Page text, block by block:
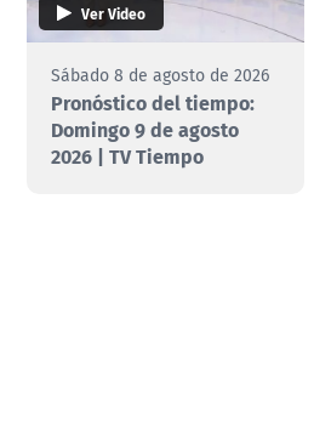
Ver Video
Sábado 8 de agosto de 2026
Pronóstico del tiempo:
Domingo 9 de agosto
2026 | TV Tiempo